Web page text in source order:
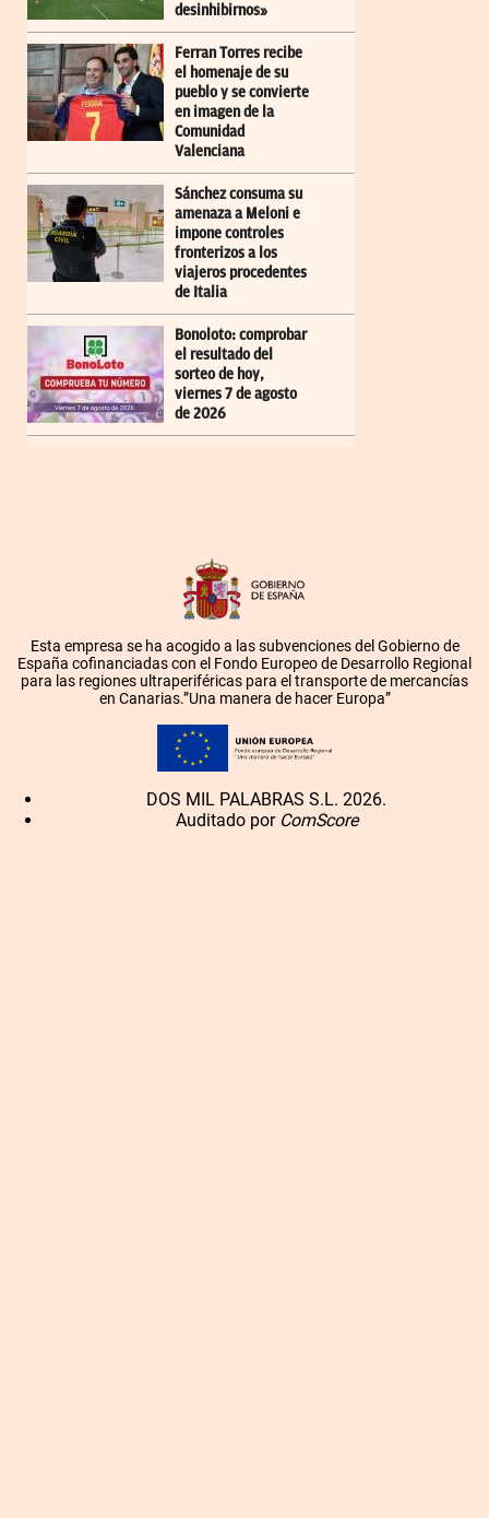
desinhibirnos»
Ferran Torres recibe
el homenaje de su
pueblo y se convierte
en imagen de la
Comunidad
Valenciana
Sánchez consuma su
amenaza a Meloni e
impone controles
fronterizos a los
viajeros procedentes
de Italia
Bonoloto: comprobar
el resultado del
sorteo de hoy,
viernes 7 de agosto
de 2026
Esta empresa se ha acogido a las subvenciones del Gobierno de
España cofinanciadas con el Fondo Europeo de Desarrollo Regional
para las regiones ultraperiféricas para el transporte de mercancías
en Canarias.”Una manera de hacer Europa”
DOS MIL PALABRAS S.L. 2026.
Auditado por ComScore